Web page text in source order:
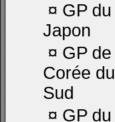
¤ GP du
Japon
¤ GP de
Corée du
Sud
¤ GP du